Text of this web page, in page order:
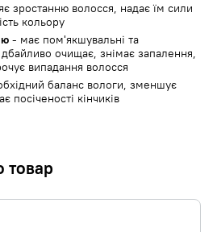
зростанню волосся, надає їм сили
кольору
- має пом'якшувальні та
дбайливо очищає, знімає запалення,
випадання волосся
баланс вологи, зменшує
посіченості кінчиків
товар